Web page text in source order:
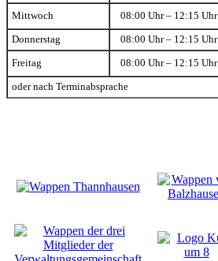
Mittwoch 08:00 Uhr – 12:15 Uhr
Donnerstag 08:00 Uhr – 12:15 Uhr
Freitag 08:00 Uhr – 12:15 Uhr
oder nach Terminabsprache